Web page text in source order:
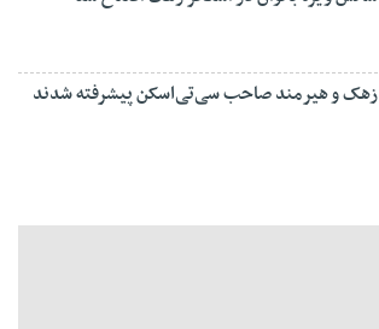
زهک و هیرمند صاحب سی‌تی‌اسکن پیشرفته شدند